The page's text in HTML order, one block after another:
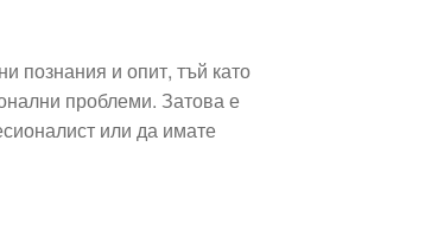
познания и опит, тъй като
проблеми. Затова е
или да имате